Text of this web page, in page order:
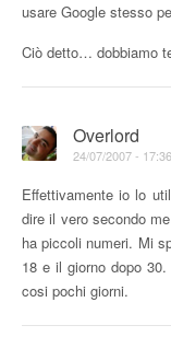
usare Google stesso
Ciò detto… dobbiamo
Overlord
24/07/2007 - 17:36
Effettivamente io lo
dire il vero secondo
ha piccoli numeri. Mi
18 e il giorno dopo
cosi pochi giorni.